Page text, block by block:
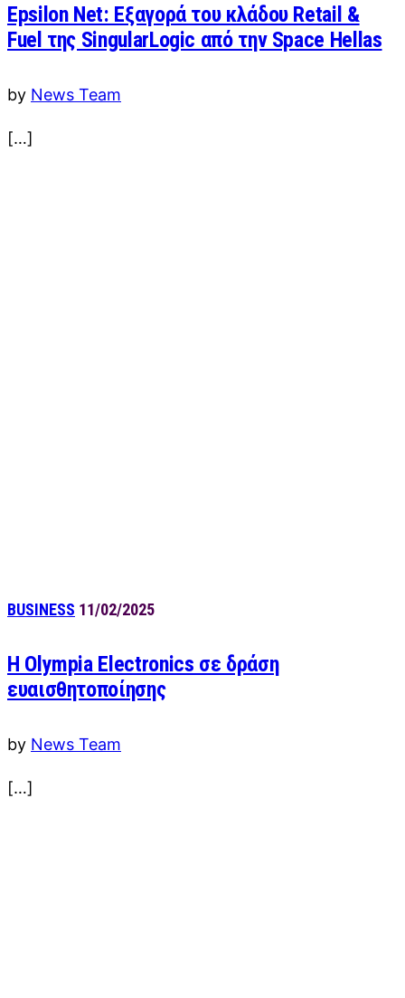
Epsilon Net: Εξαγορά του κλάδου Retail &
Fuel της SingularLogic από την Space Hellas
by News Team
[…]
BUSINESS 11/02/2025
Η Olympia Electronics σε δράση
ευαισθητοποίησης
by News Team
[…]